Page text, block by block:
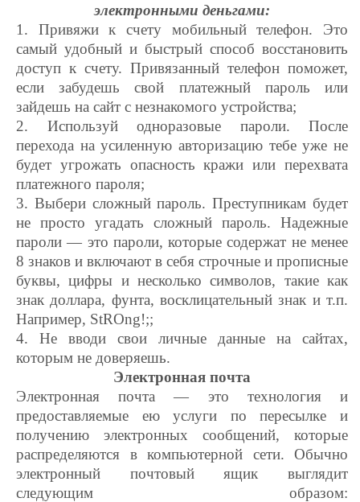
электронными деньгами:
1. Привяжи к счету мобильный телефон. Это
самый удобный и быстрый способ восстановить
доступ к счету. Привязанный телефон поможет,
если забудешь свой платежный пароль или
зайдешь на сайт с незнакомого устройства;
2. Используй одноразовые пароли. После
перехода на усиленную авторизацию тебе уже не
будет угрожать опасность кражи или перехвата
платежного пароля;
3. Выбери сложный пароль. Преступникам будет
не просто угадать сложный пароль. Надежные
пароли — это пароли, которые содержат не менее
8 знаков и включают в себя строчные и прописные
буквы, цифры и несколько символов, такие как
знак доллара, фунта, восклицательный знак и т.п.
Например, StROng!;;
4. Не вводи свои личные данные на сайтах,
которым не доверяешь.
Электронная почта
Электронная почта — это технология и
предоставляемые ею услуги по пересылке и
получению электронных сообщений, которые
распределяются в компьютерной сети. Обычно
электронный почтовый ящик выглядит
следующим образом: